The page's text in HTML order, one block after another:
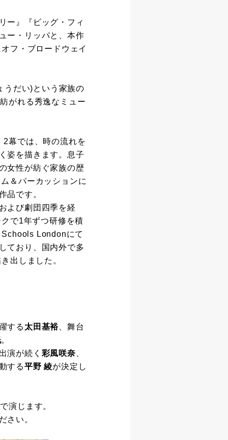
ー』『ビッグ・フィ
ー・リッパと、本作
フ・ブロードウェイ
うだい)という家族の
がれる秀逸なミュー
2幕では、時の流れを
姿を描きます。息子
女性が紡ぐ家族の歴
＆パーカッションに
品です。
よび劇団四季を経
で1年ずつ研修を積
Londonにて
ており、国内外で多
出しました。
する 太田基裕 、舞台
。
演が続く 彩風咲奈
する平野 綾が決定し
演じます。
さい。